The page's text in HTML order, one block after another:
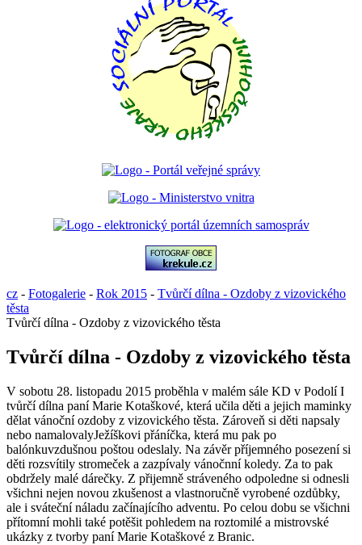
cz - Fotogalerie - Rok 2015 - Tvůrčí dílna - Ozdoby z vizovického
těsta
Tvůrčí dílna - Ozdoby z vizovického těsta
Tvůrčí dílna - Ozdoby z vizovického těsta
V sobotu 28. listopadu 2015 proběhla v malém sále KD v Podolí I
tvůrčí dílna paní Marie Kotaškové, která učila děti a jejich maminky
dělat vánoční ozdoby z vizovického těsta. Zároveň si děti napsaly
nebo namalovalyJežíškovi přáníčka, která mu pak po
balónkuvzdušnou poštou odeslaly. Na závěr příjemného posezení si
děti rozsvítily stromeček a zazpívaly vánočnní koledy. Za to pak
obdržely malé dárečky. Z přijemně stráveného odpoledne si odnesli
všichni nejen novou zkušenost a vlastnoručně vyrobené ozdůbky,
ale i sváteční náladu začínajícího adventu. Po celou dobu se všichni
přítomní mohli také potěšit pohledem na roztomilé a mistrovské
ukázky z tvorby paní Marie Kotaškové z Branic.